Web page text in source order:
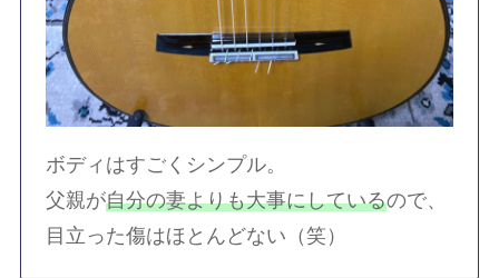
ボディはすごくシンプル。
父親が自分の妻よりも大事にしているので、
目立った傷はほとんどない（笑）